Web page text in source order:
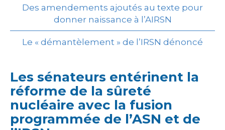
Des amendements ajoutés au texte pour
donner naissance à l’AIRSN
Le « démantèlement » de l’IRSN dénoncé
Les sénateurs entérinent la
réforme de la sûreté
nucléaire avec la fusion
programmée de l’ASN et de